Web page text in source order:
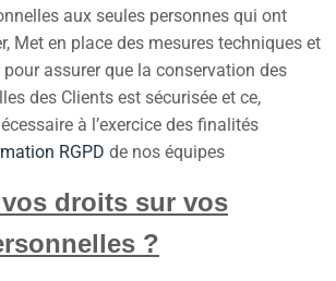
aux seules personnes qui ont
Met en place des mesures techniques et
assurer que la conservation des
des Clients est sécurisée et ce,
à l’exercice des finalités
RGPD de nos équipes
droits sur vos
?